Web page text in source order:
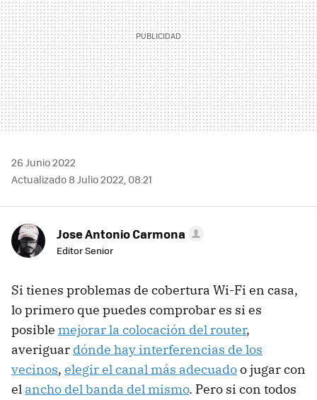
26 Junio 2022
Actualizado 8 Julio 2022, 08:21
Jose Antonio Carmona
Editor Senior
Si tienes problemas de cobertura Wi-Fi en casa,
lo primero que puedes comprobar es si es
posible mejorar la colocación del router,
averiguar dónde hay interferencias de los
vecinos, elegir el canal más adecuadoo jugar con
el ancho del banda del mismo. Pero si con todos